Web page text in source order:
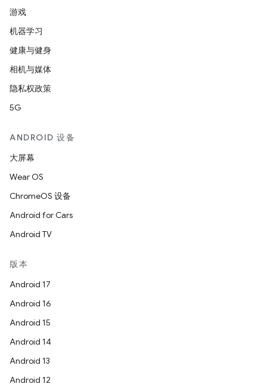
游戏
机器学习
健康与健身
相机与媒体
隐私权政策
5G
ANDROID 设备
大屏幕
Wear OS
ChromeOS 设备
Android for Cars
Android TV
版本
Android 17
Android 16
Android 15
Android 14
Android 13
Android 12